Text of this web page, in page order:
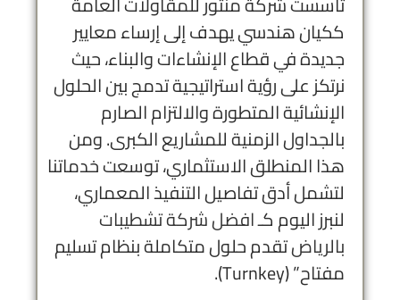
ككيان هندسي يهدف إلى إرساء معايير
جديدة في قطاع الإنشاءات والبناء، حيث
نرتكز على رؤية استراتيجية تدمج بين الحلول
الإنشائية المتطورة والالتزام الصارم
بالجداول الزمنية للمشاريع الكبرى. ومن
هذا المنطلق الاستثماري، توسعت خدماتنا
لتشمل أدق تفاصيل التنفيذ المعماري،
لنبرز اليوم كـافضل شركة تشطيبات
بالرياضتقدم حلول متكاملة بنظام تسليم
مفتاح” (Turnkey).